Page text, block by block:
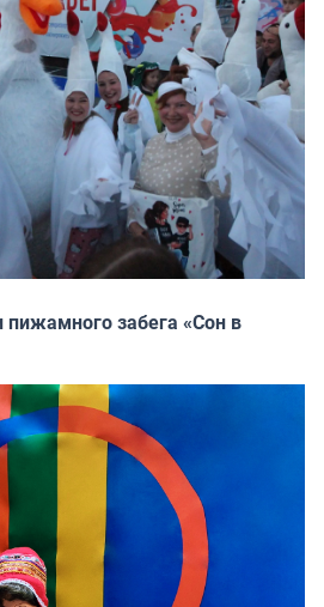
пижамного забега «Сон в